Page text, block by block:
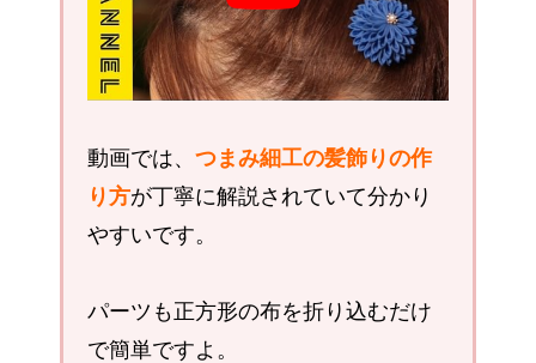
動画では、 つまみ細工の髪飾りの作
り方が丁寧に解説されていて分かり
やすいです。
パーツも正方形の布を折り込むだけ
で簡単ですよ。